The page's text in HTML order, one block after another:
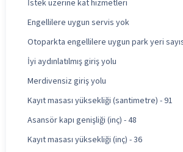
İstek üzerine kat hizmetleri
Engellilere uygun servis yok
Otoparkta engellilere uygun park yeri
İyi aydınlatılmış giriş yolu
Merdivensiz giriş yolu
Kayıt masası yüksekliği (santimetre) - 91
Asansör kapı genişliği (inç) - 48
Kayıt masası yüksekliği (inç) - 36